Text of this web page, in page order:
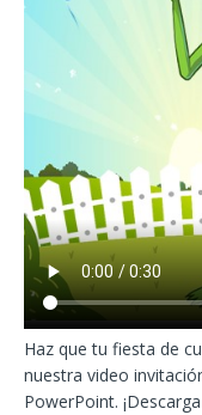
Haz que tu fiesta de
nuestra video
PowerPoint.